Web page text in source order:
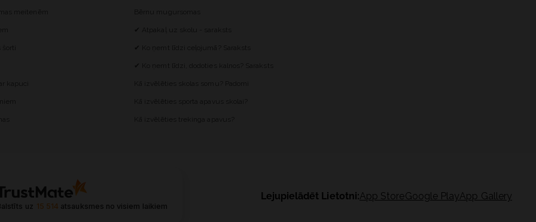
uz 15 514 atsauksmes no visiem laikiem
Lejupielādēt Lietotni:App StoreGoogle PlayApp Gallery